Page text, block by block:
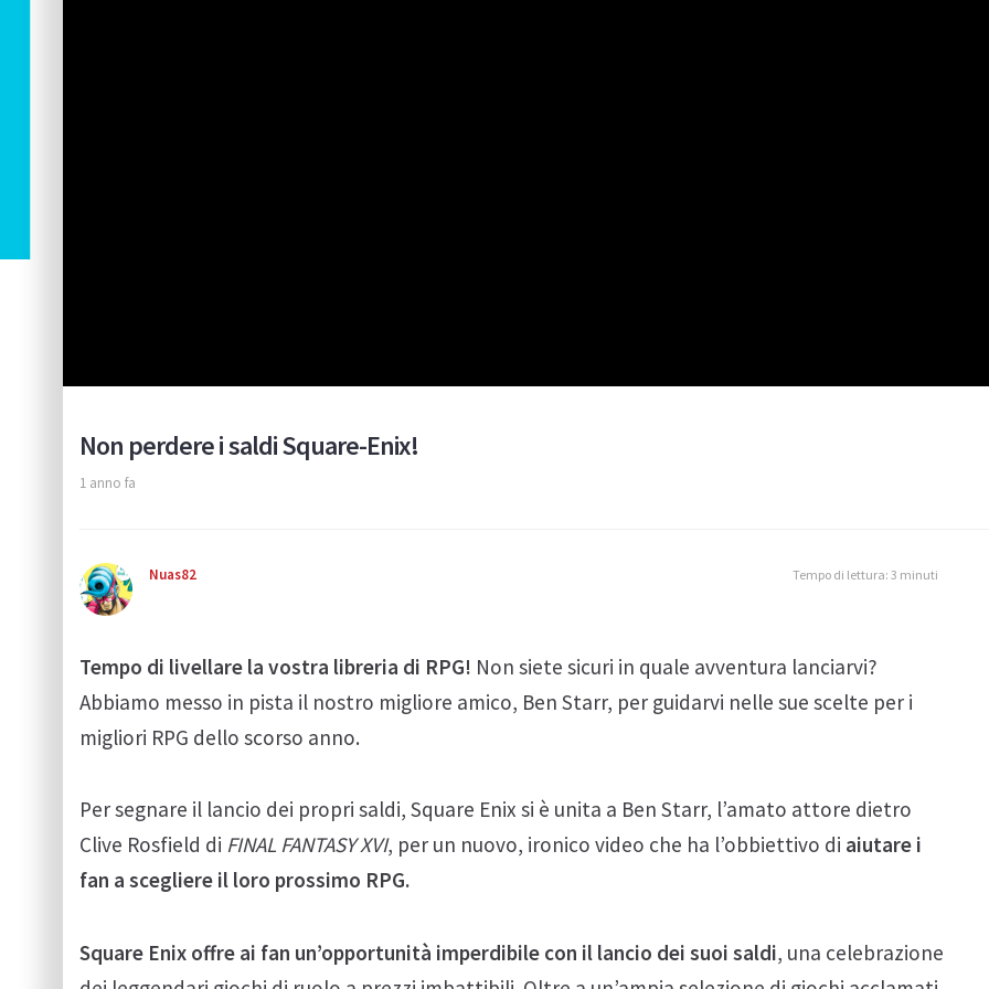
Non perdere i saldi Square-Enix!
1 anno fa
Nuas82 Tempo di lettura: 3 minuti
Tempo di livellare la vostra libreria di RPG! Non siete sicuri in quale avventura lanciarvi?
Abbiamo messo in pista il nostro migliore amico, Ben Starr, per guidarvi nelle sue scelte per i
migliori RPG dello scorso anno.
Per segnare il lancio dei propri saldi, Square Enix si è unita a Ben Starr, l’amato attore dietro
Clive Rosfield di FINAL FANTASY XVI, per un nuovo, ironico video che ha l’obbiettivo di aiutare i
fan a scegliere il loro prossimo RPG.
Square Enix offre ai fan un’opportunità imperdibile con il lancio dei suoi saldi, una celebrazione